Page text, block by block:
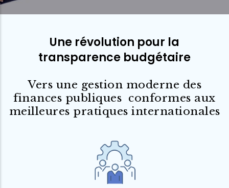
Une révolution pour la
transparence budgétaire
Vers une gestion moderne des
finances publiques conformes aux
meilleures pratiques internationales